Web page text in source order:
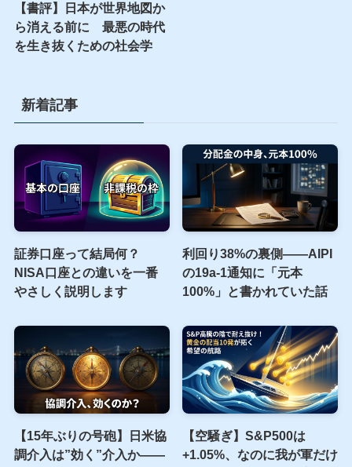
【書評】日本が世界地図か
ら消える前に 最悪の時代
を生き抜くための社会学
新着記事
証券口座って結局何？
NISA口座との違いを一番
やさしく説明します
利回り38%の裏側――AIPI
の19a-1通知に「元本
100%」と書かれていた話
【15年ぶりの号砲】日米協
調介入は”効く”介入か——
【空騒ぎ】S&P500は
+1.05%、なのに我が軍だけ